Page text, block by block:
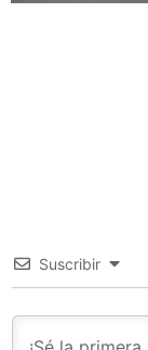
Suscribir